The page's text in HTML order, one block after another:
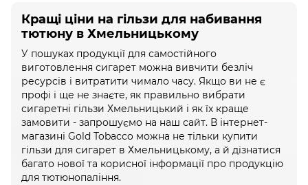
Кращі ціни на гільзи для набивання
тютюну в Хмельницькому
У пошуках продукції для самостійного
виготовлення сигарет можна вивчити безліч
ресурсів і витратити чимало часу. Якщо ви не є
профі і ще не знаєте, як правильно вибрати
сигаретні гільзи Хмельницький і як їх краще
замовити - запрошуємо на наш сайт. В інтернет-
магазині Gold Tobacco можна не тільки купити
гільзи для сигарет в Хмельницькому, а й дізнатися
багато нової та корисної інформації про продукцію
для тютюнопаління.